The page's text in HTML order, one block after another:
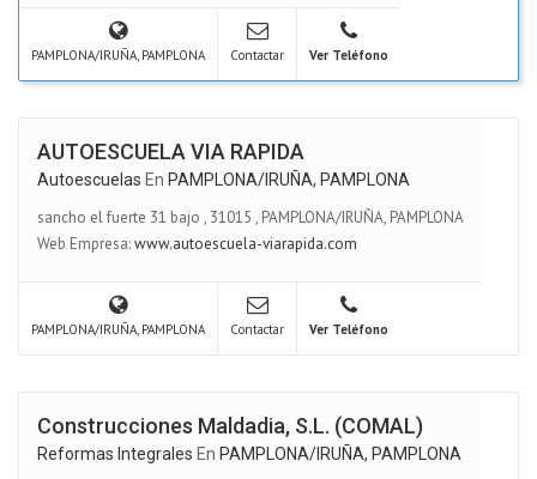
PAMPLONA/IRUÑA, PAMPLONA Contactar Ver Teléfono
AUTOESCUELA VIA RAPIDA
Autoescuelas En PAMPLONA/IRUÑA, PAMPLONA
sancho el fuerte 31 bajo , 31015 , PAMPLONA/IRUÑA, PAMPLONA
Web Empresa:www.autoescuela-viarapida.com
PAMPLONA/IRUÑA, PAMPLONA Contactar Ver Teléfono
Construcciones Maldadia, S.L. (COMAL)
Reformas Integrales En PAMPLONA/IRUÑA, PAMPLONA